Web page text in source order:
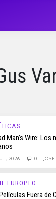
Man’s Wire:
2026 0
EUROPEO
Fuera de